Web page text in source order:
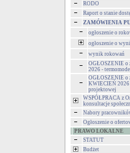
RODO
Raport o stanie
ZAMÓWIENIA
ogłoszenie o
ogłoszenie o
wynik rokowań
OGŁOSZENIE o
2026 -
OGŁOSZENIE o
KWIECIEŃ 2026
projektowej
WSPÓŁPRACA z
konsultacje
Nabory
Ogłoszenie o
PRAWO LOKALNE
STATUT
Budżet